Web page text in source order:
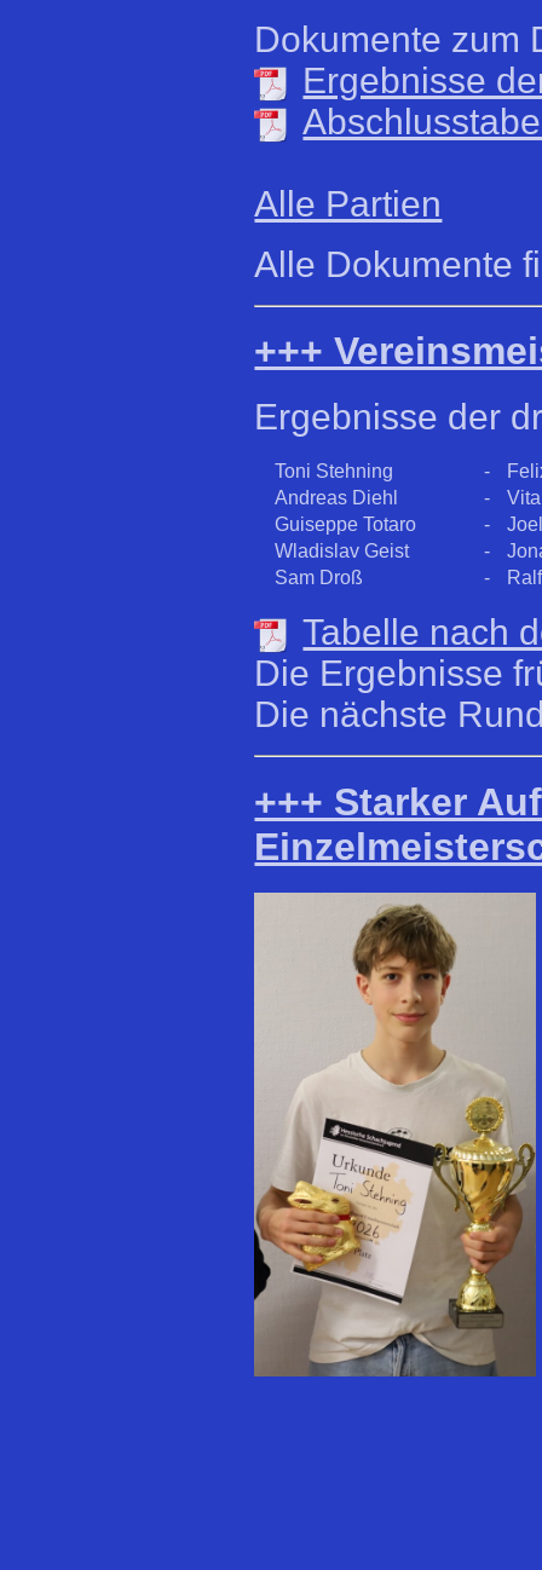
Dokumente zum
Ergebnisse
Alle Partien
Alle Dokumente
+++
Ergebnisse der
Toni Stehning -
Andreas Diehl
-
Guiseppe Totaro
-
Wladislav Geist
-
Sam Droß
-
Tabelle nach
Die Ergebnisse
Die nächste
+++ Starker